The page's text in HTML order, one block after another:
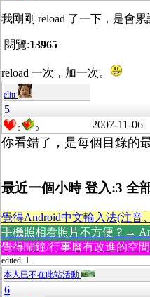
我剛剛 reload 了一下，是會累
閱覽:13965
reload 一次，加一次。
eliu
5
0 0 2007-11-06
你看錯了，是每個目錄的
最近一個小時 登入:3 全
覺得Android中文輸入法(注音
手機照相看照片不方便？→
覺得鬧鐘/行事曆有改進的空
edited: 1
本人已不在此站活動
6